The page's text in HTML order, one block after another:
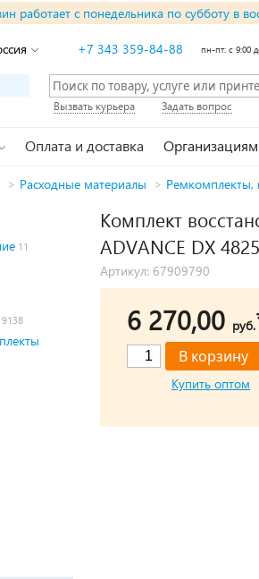
работает с понедельника по субботу в
+7 343 359-84-88 пн-пт: с 9:00
Вызвать курьера Задать вопрос
Оплата и доставка Организациям
> Расходные материалы > Ремкомплекты,
11
9138
Комплект
ADVANCE DX
Артикул: 67909790
6 270,00 руб.
Купить оптом